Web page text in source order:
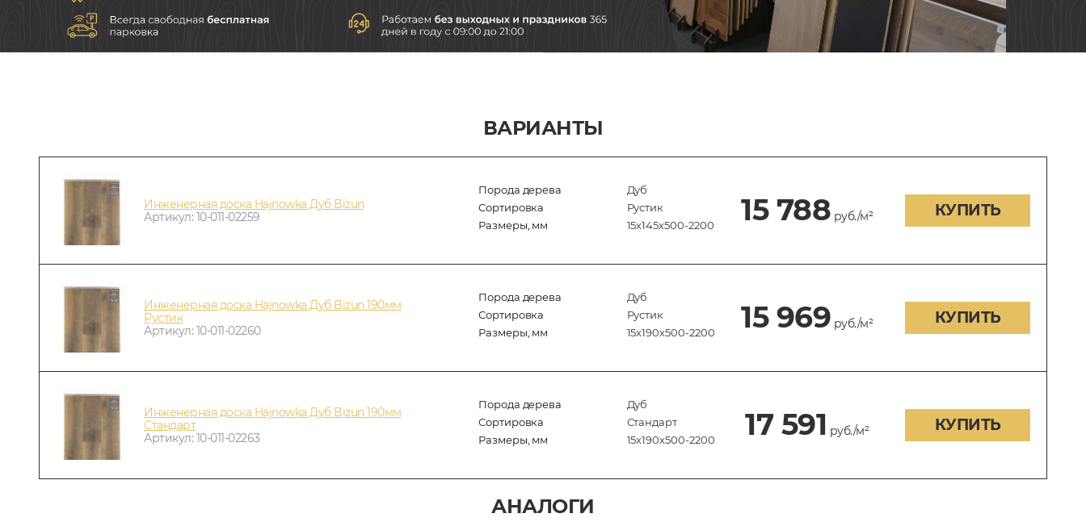
ВАРИАНТЫ
Инженерная доска Hajnowka Дуб Bizun
Артикул: 10-011-02259
Порода дерева
Дуб
Сортировка
Рустик
Размеры, мм
15х145х500-2200 15 788 руб./м² КУПИТЬ
Инженерная доска Hajnowka Дуб Bizun 190мм
Рустик
Артикул: 10-011-02260
Порода дерева
Дуб
Сортировка
Рустик
Размеры, мм
15х190х500-2200 15 969 руб./м² КУПИТЬ
Инженерная доска Hajnowka Дуб Bizun 190мм
Стандарт
Артикул: 10-011-02263
Порода дерева
Дуб
Сортировка
Стандарт
Размеры, мм
15х190х500-2200 17 591 руб./м² КУПИТЬ
АНАЛОГИ